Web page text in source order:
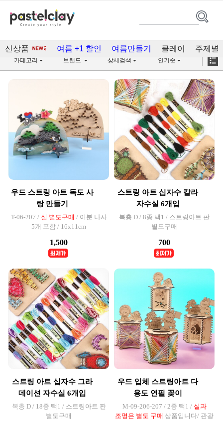
신상품 여름 +1 할인 여름만들기 클레이 주제별
스트링아트(102)
카테고리 브랜드 상세검색 인기순
우드 스트링 아트 독도 사
랑 만들기
T-06-207 / 실 별도구매 / 여분 나사
5개 포함 / 16x11cm
1,500
스트링 아트 십자수 칼라
자수실 6개입
복층 D / 8종 택1 / 스트링아트 판
별도구매
700
스트링 아트 십자수 그라
데이션 자수실 6개입
복층 D / 18종 택1 / 스트링아트 판
별도구매
우드 입체 스트링아트 다
용도 연필 꽂이
M-09-206-207 / 2종 택1 / 실과
조명은 별도 구매 상품입니다/ 관광